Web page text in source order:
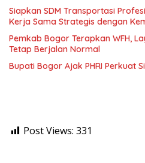
Siapkan SDM Transportasi
Kerja Sama Strategis dengan
Pemkab Bogor Terapkan WFH,
Tetap Berjalan Normal
Bupati Bogor Ajak PHRI Perkuat
Post Views: 331